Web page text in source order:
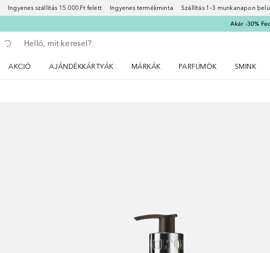
Ingyenes szállítás 15 000 Ft felett Ingyenes termékminta Szállítás 1–3 munkanapon
Akár -30%
Menj vissza
Keresés végrehajtása
AKCIÓ
AJÁNDÉKKÁRTYÁK
MÁRKÁK
PARFÜMÖK
SMINK